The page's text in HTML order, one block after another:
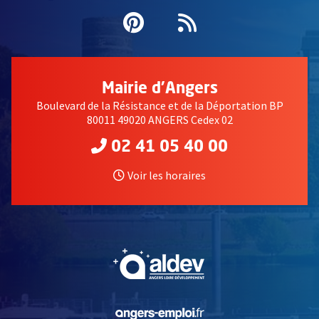
Pinterest
, Ouvre une
Flux RSS
Mairie d'Angers
Boulevard de la Résistance et de la Déportation BP
80011 49020 ANGERS Cedex 02
02 41 05 40 00
Voir les horaires